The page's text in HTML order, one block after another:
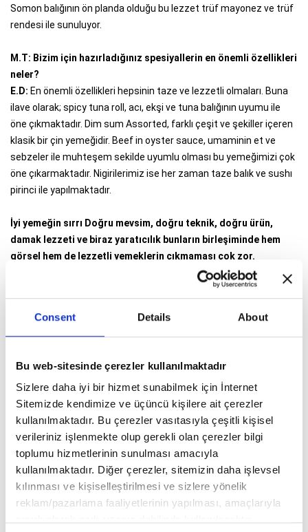
Consent Details About
Bu web-sitesinde çerezler kullanılmaktadır
Sizlere daha iyi bir hizmet sunabilmek için İnternet
Sitemizde kendimize ve üçüncü kişilere ait çerezler
kullanılmaktadır. Bu çerezler vasıtasıyla çeşitli kişisel
verileriniz işlenmekte olup gerekli olan çerezler bilgi
toplumu hizmetlerinin sunulması amacıyla
kullanılmaktadır. Diğer çerezler, sitemizin daha işlevsel
kılınması ve kişiselleştirilmesi ve sizlere yönelik
reklam/pazarlama faaliyetlerinin yapılması, amaçlarıyla
Somon balığının ön planda olduğu bu lezzet trüf mayonez ve trüf
rendesi ile sunuluyor.
M.T: Bizim için hazırladığınız spesiyallerin en önemli özellikleri
neler?
E.D: En önemli özellikleri hepsinin taze ve lezzetli olmaları. Buna
ilave olarak; spicy tuna roll, acı, ekşi ve tuna balığının uyumu ile
öne çıkmaktadır. Dim sum Assorted, farklı çeşit ve şekiller içeren
klasik bir çin yemeğidir. Beef in oyster sauce, umaminin et ve
sebzeler ile muhteşem sekilde uyumlu olması bu yemeğimizi çok
öne çıkarmaktadır. Nigirilerimiz ise her zaman taze balık ve sushı
pirinci ile yapılmaktadır.
İyi yemeğin sırrı Doğru mevsim, doğru teknik, doğru ürün,
damak lezzeti ve biraz yaratıcılık bunların birleşiminde hem
görsel hem de lezzetli yemeklerin çıkmaması çok zor.
M.T: Hepsi leziz hepsi özel ancak yine de mönülerinizden
Mönüye yeni ekleyeceğim ‘lamb kushıyakı’ yemeği benim için
çok önemli ve özel. En sevdiğim Türk yemeklerinden olan cağ
yaptığım bir yemek.